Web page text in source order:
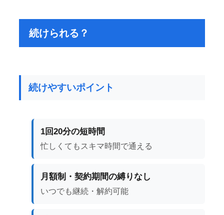
続けられる？
続けやすいポイント
1回20分の短時間
忙しくてもスキマ時間で通える
月額制・契約期間の縛りなし
いつでも継続・解約可能